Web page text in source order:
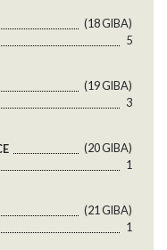
(18 GlBA)
5
(19 GlBA)
3
(20 GlBA)
1
(21 GlBA)
1